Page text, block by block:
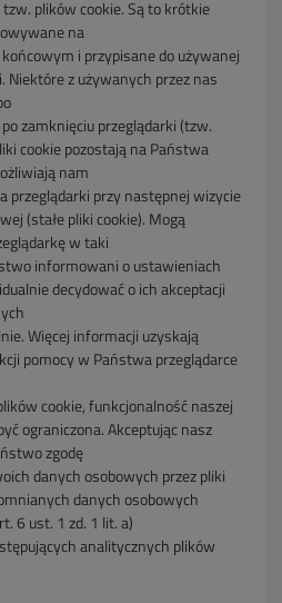
plików cookie. Są to krótkie
na
i przypisane do używanej
Niektóre z używanych przez nas
zamknięciu przeglądarki (tzw.
cookie pozostają na Państwa
nam
przeglądarki przy następnej wizycie
(stałe pliki cookie). Mogą
w taki
informowani o ustawieniach
decydować o ich akceptacji
Więcej informacji uzyskają
pomocy w Państwa przeglądarce
cookie,funkcjonalność naszej
ograniczona. Akceptując nasz
zgodę
danychosobowych przez pliki
danych osobowych
6 ust. 1 zd. 1 lit. a)
analitycznych plików